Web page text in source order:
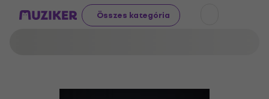
Összes kategória